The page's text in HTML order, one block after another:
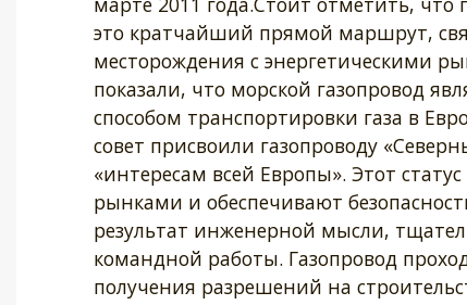
это кратчайший прямой маршрут,
месторождения с энергетическими
показали, что морской газопровод
способом транспортировки газа в
совет присвоили газопроводу
«интересам всей Европы». Этот
рынками и обеспечивают
результат инженерной мысли,
командной работы. Газопровод
получения разрешений на